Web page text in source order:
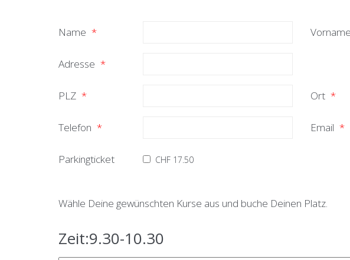
Name *
Adresse *
PLZ * Ort *
Telefon * Email *
Parkingticket CHF 17.50
Wähle Deine gewünschten Kurse aus und buche Deinen Platz.
Zeit:9.30-10.30